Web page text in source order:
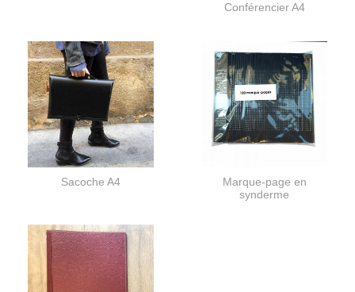
Conférencier A4
Sacoche A4
Marque-page en
synderme